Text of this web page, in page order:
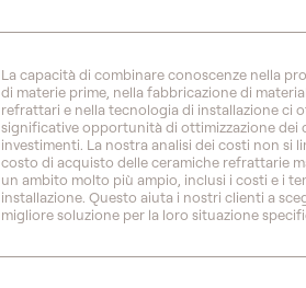
La capacità di combinare conoscenze nella
di materie prime, nella fabbricazione di
refrattari e nella tecnologia di installazione ci
significative opportunità di ottimizzazione dei
investimenti. La nostra analisi dei costi non si
costo di acquisto delle ceramiche refrattarie
un ambito molto più ampio, inclusi i costi e i
installazione. Questo aiuta i nostri clienti a
migliore soluzione per la loro situazione